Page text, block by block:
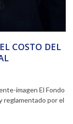
COSTO DEL
imagen El Fondo
reglamentado por el